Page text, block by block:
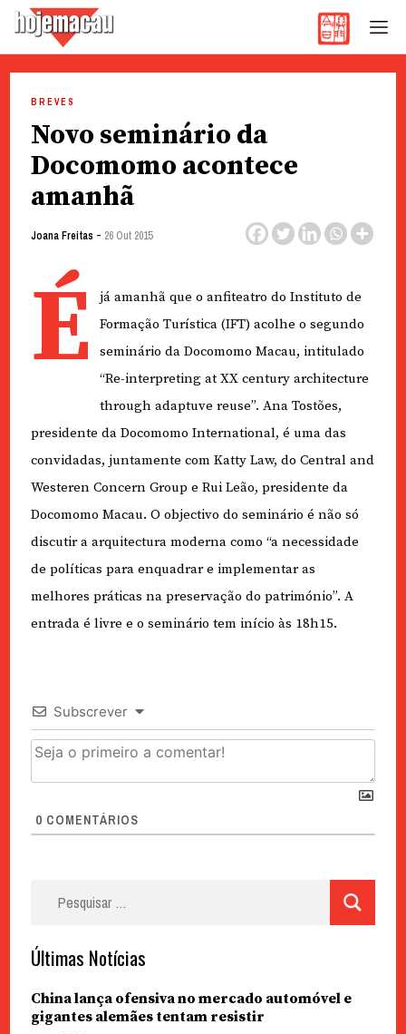
content
BREVES
Novo seminário da
Docomomo acontece
amanhã
Joana Freitas - 26 Out 2015
É
já amanhã que o anfiteatro do Instituto de
Formação Turística (IFT) acolhe o segundo
seminário da Docomomo Macau, intitulado
“Re-interpreting at XX century architecture
through adaptuve reuse”. Ana Tostões,
presidente da Docomomo International, é uma das
convidadas, juntamente com Katty Law, do Central and
Westeren Concern Group e Rui Leão, presidente da
Docomomo Macau. O objectivo do seminário é não só
discutir a arquitectura moderna como “a necessidade
de políticas para enquadrar e implementar as
melhores práticas na preservação do património”. A
entrada é livre e o seminário tem início às 18h15.
Subscrever
0 COMENTÁRIOS
Últimas Notícias
China lança ofensiva no mercado automóvel e
gigantes alemães tentam resistir